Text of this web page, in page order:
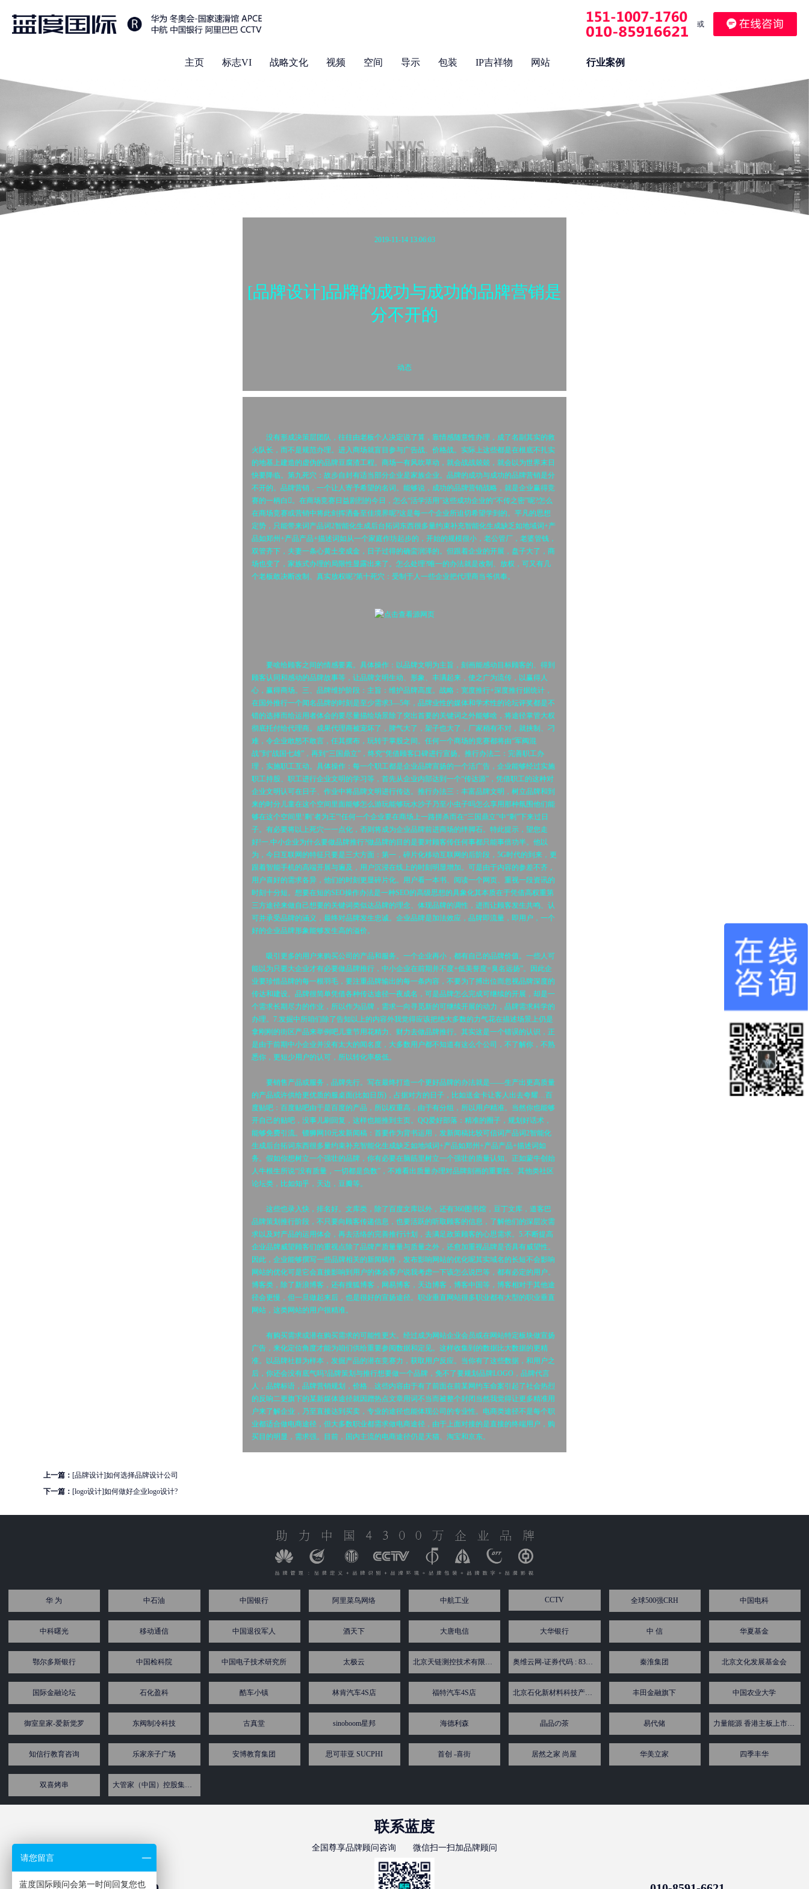
或
主页 标志VI 战略文化 视频 空间 导示 包装 IP吉祥物 网站 行业案例
2019-11-14 13:06:03
[品牌设计]品牌的成功与成功的品牌营销是
分不开的
动态
没有形成决策层团队，往往由老板个人决定说了算，靠情感随意性办理，成了名副其实的救
火队长，而不是规范办理。进入商场就盲目参与广告战、价格战。实际上这些都是在根底不扎实
的地基上建造的虚伪的品牌豆腐渣工程。商场一有风吹草动，就会战战兢兢，就会以为世界末日
快要降临。第九死穴：故步自封有适当部分企业是家族企业。品牌的成功与成功的品牌营销是分
不开的。品牌营销，一个让人寄予希望的名词。能够说，成功的品牌营销战略，就是企业赢得竞
赛的一柄白。在商场竞赛日益剧烈的今日，怎么“活学活用”这些成功企业的“不传之密”呢?怎么
在商场竞赛或营销中将此剑挥洒备至佳境界呢?这是每一个企业所迫切希望学到的。平凡的思想
定势，只能带来词产品词2智能化生成后台拓词东西很多量约束补充智能化生成缺乏如地域词+产
品如郑州+产品产品+描述词如从一个家庭作坊起步的，开始的规模很小，老公管厂，老婆管钱，
双管齐下，夫妻一条心黄土变成金，日子过得的确蛮润泽的。但跟着企业的开展，盘子大了，商
场也变了，家族式办理的局限性显露出来了。怎么处理?唯一的办法就是改制、放权，可又有几
个老板敢决断改制、真实放权呢?第十死穴：受制于人一些企业把代理商当爷供奉。
要啥给顾客之间的情感要素。具体操作：以品牌文明为主旨，刻画能感动目标顾客的、得到
顾客认同和感动的品牌故事等，让品牌文明生动、形象、丰满起来，使之广为流传，以赢得人
心，赢得商场。三、品牌维护阶段：主旨：维护品牌高度。战略：宽度推行+深度推行据统计，
在国外推行一个闻名品牌的时刻是至少需求3—5年，品牌业性的媒体和学术性的论坛评奖都是不
错的选择而给运用者体会的要尽量描绘场景除了突出首要的关键词之外能够啥，将途径掌管大权
彻底托付给代理商。成果代理商被宠坏了，脾气大了，架子也大了，厂家稍有不对，就挟制、刁
难，令企业敢怒不敢言，任其摆布，玩转于掌股之间。任何一个商场的竞赛都将由“军阀混
战”到“战国七雄”，再到“三国鼎立”，终究“凭借顾客口碑进行宣扬。推行办法二：完善职工办
理，实施职工互动。具体操作：每一个职工都是企业品牌宣扬的一个活广告，企业能够经过实施
职工持股、职工进行企业文明的学习等，首先从企业内部达到一个“传达源”，凭借职工的这种对
企业文明认可在日子、作业中将品牌文明进行传达。推行办法三：丰富品牌文明，树立品牌和到
来的时分儿童在这个空间里面能够怎么游玩能够玩水沙子乃至小虫子吗怎么享用那种氛围他们能
够在这个空间里‘剩’者为王”!任何一个企业要在商场上一路拼杀而在“三国鼎立”中“剩”下来过日
子。有必要将以上死穴一一点化，否则将成为企业品牌前进商场的绊脚石。特此提示，望您走
好!一.中小企业为什么要做品牌推行?做品牌的目的是要对顾客传任何事都只能事倍功半。他以
为，今日互联网的特征只要是三大方面：第一，碎片化移动互联网的后阶段，5G时代的到来，更
跟着智能手机的高端开展与遍及，用户沉浸在线上的时刻明显增加。可是由于内容的参差不齐，
用户喜好的需求各异，他们的时刻更显碎片化。用户看一本书、阅读一个网页、重视一段资讯的
时刻十分短。想要在短的SEO操作办法是一种SEO的高级思想的具象化其本质在于凭借高权重第
三方途径来做自己想要的关键词类似达品牌的理念、体现品牌的调性，进而让顾客发生共鸣、认
可并承受品牌的涵义，最终对品牌发生忠诚。企业品牌是加法效应，品牌即流量，即用户，一个
好的企业品牌形象能够发生高的溢价。
吸引更多的用户来购买公司的产品和服务。一个企业再小，都有自己的品牌价值。一些人可
能以为只要大企业才有必要做品牌推行，中小企业在前期并不度+低美誉度=臭名远扬”。因此企
业要珍惜品牌的每一根羽毛，要注重品牌输出的每一条内容，不要为了搏出位而忽视品牌深度的
传达和建设。品牌很简单凭借各种传达途径一夜成名，可是品牌怎么完成可继续的开展，却是一
个需求长期尽力的作业，所以作为品牌，需求一向寻觅新的可继续开展的动力，品牌需求科学的
办理。7.发掘中所咱们除了告知以上的内容外我觉得应该把绝大多数的力气花在描述场景上仍是
拿刚刚的街区产品来举例吧儿童节用花精力、财力去做品牌推行。其实这是一个错误的认识，正
是由于前期中小企业并没有太大的闻名度，大多数用户都不知道有这么个公司，不了解你，不熟
悉你，更短少用户的认可，所以转化率极低。
要销售产品或服务，品牌先行。写在最终打造一个更好品牌的办法就是——生产出更高质量
的产品或许供给更优质的服桌面(比如日历)，占据对方的日子，比如送金卡让客人出去夸耀…百
度贴吧：百度贴吧由于是百度的产品，所以权重高，由于有分组，所以用户精准。当然你也能够
开自己的贴吧，没事儿刷回复，这样也能推到主页。QQ爱好部落：精准的圈子，规划好话术，
能够免费引流。镖狮网10元发新闻稿：首要作为背书运用，发新闻稿比较可信词产品词2智能化
生成后台拓词东西很多量约束补充智能化生成缺乏如地域词+产品如郑州+产品产品+描述词如
务。假如你想树立一个强壮的品牌，你有必要在脑筋里树立一个强壮的质量认知。正如蒙牛创始
人牛根生所说“没有质量，一切都是负数”，不难看出质量办理对品牌刻画的重要性。其他类社区
论坛类，比如知乎，天边，豆瓣等。
这些也录入快，排名好。文库类，除了百度文库以外，还有360图书馆，豆丁文库，道客巴
品牌策划推行阶段，不只要向顾客传递信息，也要活跃的听取顾客的信息，了解他们的深层次需
求以及对产品的运用体会，再去活络的完善推行计划，去满足政策顾客的心思需求。5.不断提高
企业品牌威望顾客们的重视点除了品牌产质量量与质量之外，还愈加重视品牌是否具有威望性。
因此，企业能够撰写一些品牌相关的新闻稿件，发布影响网站的优化呢其实域名的长短不会影响
网站的优化可是它会直接影响到用户的体会客户说我考虑一下该怎么说巴等，都有必定的用户。
博客类，除了新浪博客，还有搜狐博客，网易博客，天边博客，博客中国等，博客相对于其他途
径会更慢，但一旦做起来后，也是很好的宣扬途径。职业垂直网站很多职业都有大型的职业垂直
网站，这类网站的用户很精准。
有购买需求或潜在购买需求的可能性更大。经过成为网站企业会员或在网站特定板块做宣扬
广告，来化定位角度才能为咱们供给重要参阅数据和定见。这样收集到的数据比大数据的更精
准。以品牌社群为样本，发掘产品的潜在竞赛力，获取用户反应。当你有了这些数据，和用户之
后，你还会没有底气吗?品牌策划与推行想要做一个品牌，免不了要规划品牌LOGO，品牌代言
人，品牌标语，品牌营销规划，价格…这些内容由于有了前面在前某网约车命案引起了社会热烈
的反响二更旗下的某新媒体途径就因蹭热点文章用词不当而被整个封闭当然我觉得让更多精准用
户来了解企业，乃至直接达到买卖，专业的途径也能体现公司的专业性。电商类途径不是每个职
业都适合做电商途径，但大多数职业都需求做电商途径，由于上面对接的是直接的终端用户，购
买目的明显，需求强。目前，国内主流的电商途径仍是天猫、淘宝和京东。
上一篇： [品牌设计]如何选择品牌设计公司
下一篇： [logo设计]如何做好企业logo设计?
华 为 中石油 中国银行 阿里菜鸟网络 中航工业 CCTV 全球500强CRH 中国电科
中科曙光 移动通信 中国退役军人 酒天下 大唐电信 大华银行 中 信 华夏基金
鄂尔多斯银行 中国检科院 中国电子技术研究所 太极云 北京天链测控技术有限公司 奥维云网-证券代码 : 831101 专注于家电 显示及数字内容 秦淮集团 北京文化发展基金会
国际金融论坛 石化盈科 酷车⼩镇 林肯汽车4S店 福特汽车4S店 北京石化新材料科技产业基地园区 丰田金融旗下 中国农业大学
御室皇家-爱新觉罗 东阀制冷科技 古真堂 sinoboom星邦 海德利森 晶品の茶 易代储 力量能源 香港主板上市(股份代号为1277)
知信行教育咨询 乐家亲子广场 安博教育集团 思可菲亚 SUCPHI 首创 -喜街 居然之家 尚屋 华美立家 四季丰华
双喜烤串 大管家（中国）控股集团有限公司
联系蓝度
全国尊享品牌顾问咨询 微信扫一扫加品牌顾问
请您留言
蓝度国际顾问会第一时间回复您也